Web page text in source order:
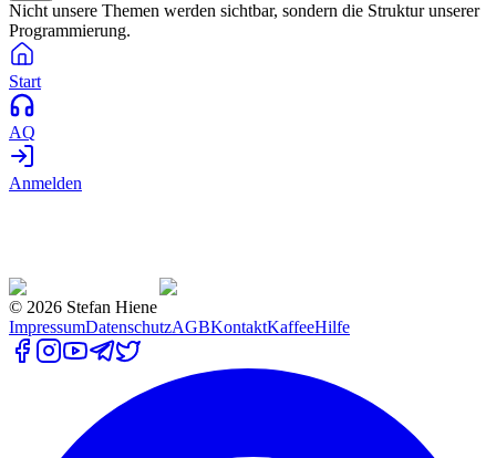
Nicht unsere Themen werden sichtbar, sondern die Struktur unserer
Programmierung.
Start
AQ
Anmelden
© 2026 Stefan Hiene
ImpressumDatenschutzAGBKontaktKaffeeHilfe